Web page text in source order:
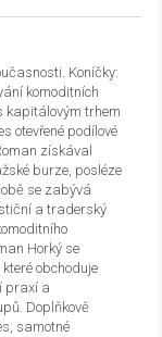
Koníčky:
komoditních
kapitálovým trhem
otevřené podílové
získával
burze, posléze
se zabývá
a traderský
Horký se
obchoduje
praxí a
Doplňkově
samotné